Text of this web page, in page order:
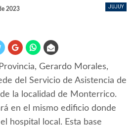
JUJUY
2023
Gerardo Morales,
del Servicio de Asistencia de
la localidad de Monterrico.
en el mismo edificio donde
hospital local. Esta base